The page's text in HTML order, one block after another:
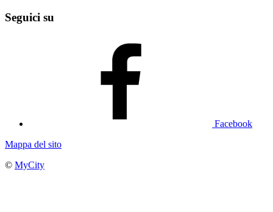
Seguici su
Facebook
Mappa del sito
© MyCity